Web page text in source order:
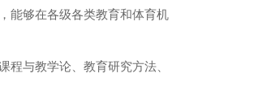
能够在各级各类教育和体育机
与教学论、教育研究方法、